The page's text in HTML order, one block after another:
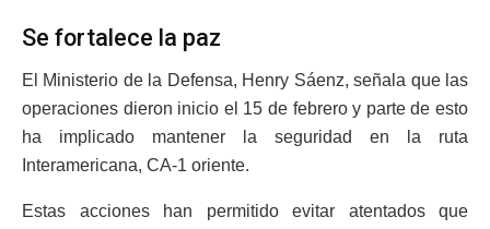
Se fortalece la paz
El Ministerio de la Defensa, Henry Sáenz, señala que las
operaciones dieron inicio el 15 de febrero y parte de esto
ha implicado mantener la seguridad en la ruta
Interamericana, CA-1 oriente.
Estas acciones han permitido evitar atentados que